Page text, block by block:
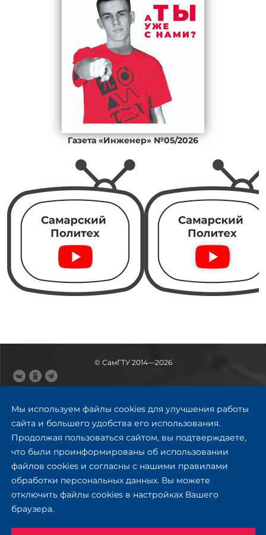
Газета «Инженер» №05/2026
Мы используем файлы cookies для улучшения работы
сайта и большего удобства его использования.
Продолжая пользоваться сайтом, вы подтверждаете,
что были проинформированы об использовании
файлов cookies и согласны с нашими правилами
обработки персональных данных. Вы можете
отключить файлы cookies в настройках Вашего
браузера.
© СамГТУ 2014—2026
443100, Самара
Обратная связь
Приемная комиссия
Приёмная комиссия